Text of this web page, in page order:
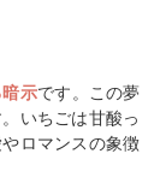
示です。この夢
いちごは甘酸っ
ロマンスの象徴